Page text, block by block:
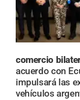
comercio
acuerdo con
impulsará las
vehículos